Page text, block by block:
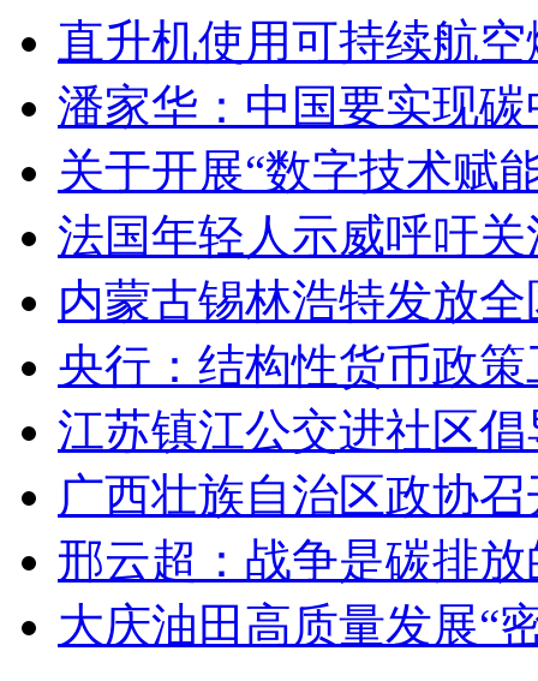
直升机使用可持续航
潘家华：中国要实现
关于开展“数字技术赋
法国年轻人示威呼吁
内蒙古锡林浩特发放
央行：结构性货币政
江苏镇江公交进社区
广西壮族自治区政协
邢云超：战争是碳排
大庆油田高质量发展“